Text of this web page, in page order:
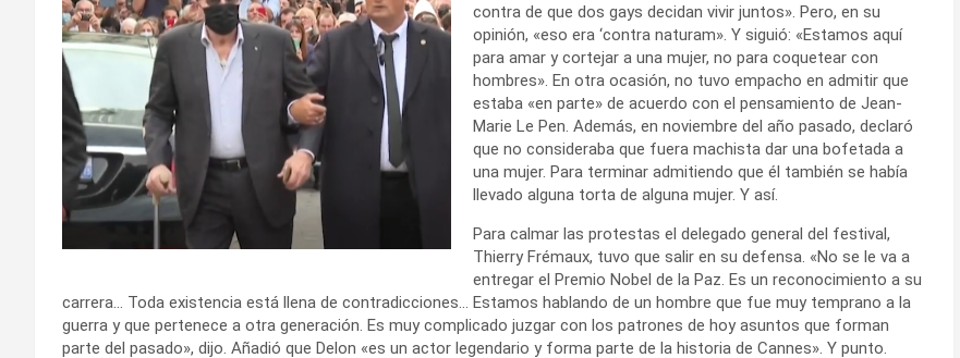
contra de que dos gays decidan vivir juntos». Pero, en su
opinión, «eso era ‘contra naturam». Y siguió: «Estamos aquí
para amar y cortejar a una mujer, no para coquetear con
hombres». En otra ocasión, no tuvo empacho en admitir que
estaba «en parte» de acuerdo con el pensamiento de Jean-
Marie Le Pen. Además, en noviembre del año pasado, declaró
que no consideraba que fuera machista dar una bofetada a
una mujer. Para terminar admitiendo que él también se había
llevado alguna torta de alguna mujer. Y así.
Para calmar las protestas el delegado general del festival,
Thierry Frémaux, tuvo que salir en su defensa. «No se le va a
entregar el Premio Nobel de la Paz. Es un reconocimiento a su
carrera… Toda existencia está llena de contradicciones… Estamos hablando de un hombre que fue muy temprano a la
guerra y que pertenece a otra generación. Es muy complicado juzgar con los patrones de hoy asuntos que forman
parte del pasado», dijo. Añadió que Delon «es un actor legendario y forma parte de la historia de Cannes». Y punto.